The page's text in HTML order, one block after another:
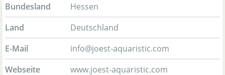
Bundesland
Hessen
Land
Deutschland
E-Mail
info@joest-aquaristic.com
Webseite
www.joest-aquaristic.com